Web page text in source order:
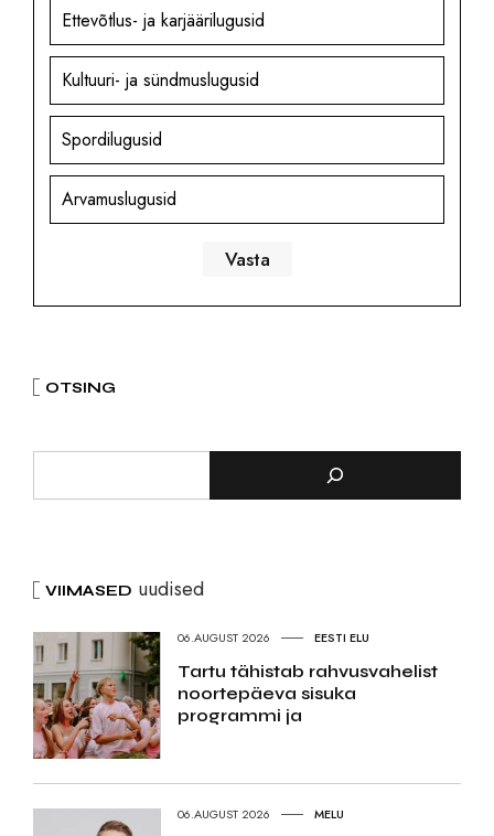
Ettevõtlus- ja karjäärilugusid
Kultuuri- ja sündmuslugusid
Spordilugusid
Arvamuslugusid
OTSING
VIIMASED uudised
06.AUGUST 2026 EESTI ELU
Tartu tähistab rahvusvahelist
noortepäeva sisuka
programmi ja
06.AUGUST 2026 MELU